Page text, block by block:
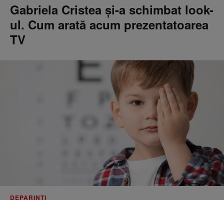
Gabriela Cristea și-a schimbat look-
ul. Cum arată acum prezentatoarea
TV
DEPARINTI